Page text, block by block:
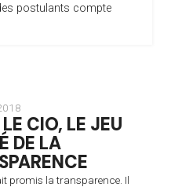
postulants compte
CIO, LE JEU
DE LA
promis la transparence. Il